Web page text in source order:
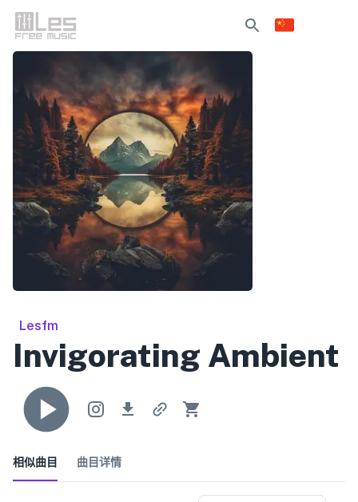
Lesfm
Invigorating Ambient
相似曲目 曲目详情